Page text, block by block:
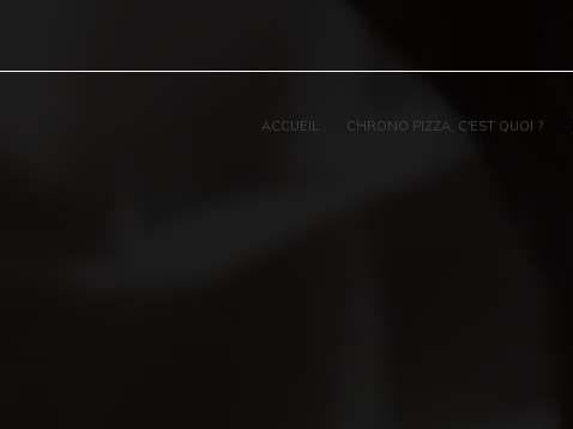
ACCUEIL CHRONO PIZZA, C'EST QUOI ?